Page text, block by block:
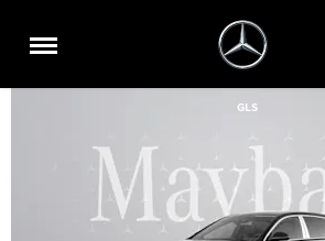
GLS